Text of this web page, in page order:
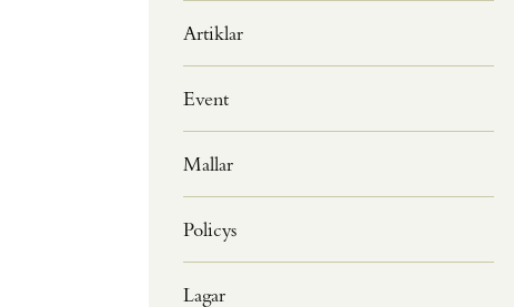
Artiklar
Event
Mallar
Policys
Lagar